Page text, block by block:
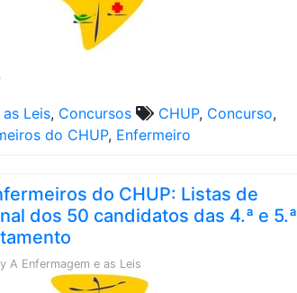
Leis, Concursos CHUP, Concurso,
do CHUP, Enfermeiro
do CHUP: Listas de
dos 50 candidatos das 4.ª e 5.ª
A Enfermagem e as Leis